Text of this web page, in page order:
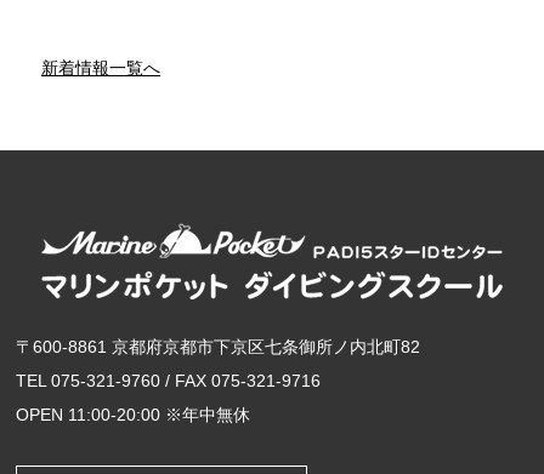
新着情報一覧へ
〒600-8861 京都府京都市下京区七条御所ノ内北町82
TEL 075-321-9760 / FAX 075-321-9716
OPEN 11:00-20:00 ※年中無休